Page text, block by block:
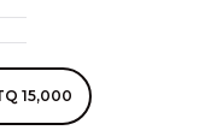
15,000